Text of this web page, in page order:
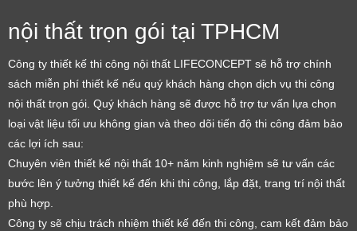
nội thất trọn gói tại TPHCM
Công ty thiết kế thi công nội thất LIFECONCEPT sẽ hỗ trợ chính
sách miễn phí thiết kế nếu quý khách hàng chọn dịch vụ thi công
nội thất trọn gói. Quý khách hàng sẽ được hỗ trợ tư vấn lựa chọn
loại vật liệu tối ưu không gian và theo dõi tiến độ thi công đảm bảo
các lợi ích sau:
Chuyên viên thiết kế nội thất 10+ năm kinh nghiệm sẽ tư vấn các
bước lên ý tưởng thiết kế đến khi thi công, lắp đặt, trang trí nội thất
phù hợp.
Công ty sẽ chịu trách nhiệm thiết kế đến thi công, cam kết đảm bảo